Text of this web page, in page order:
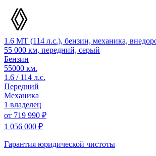
1.6 MT (114 л.с.), бензин, механика,
55 000 км, передний, серый
Бензин
55000 км.
1.6 / 114 л.с.
Передний
Механика
1 владелец
от 719 990 ₽
1 056 000 ₽
Гарантия юридической чистоты